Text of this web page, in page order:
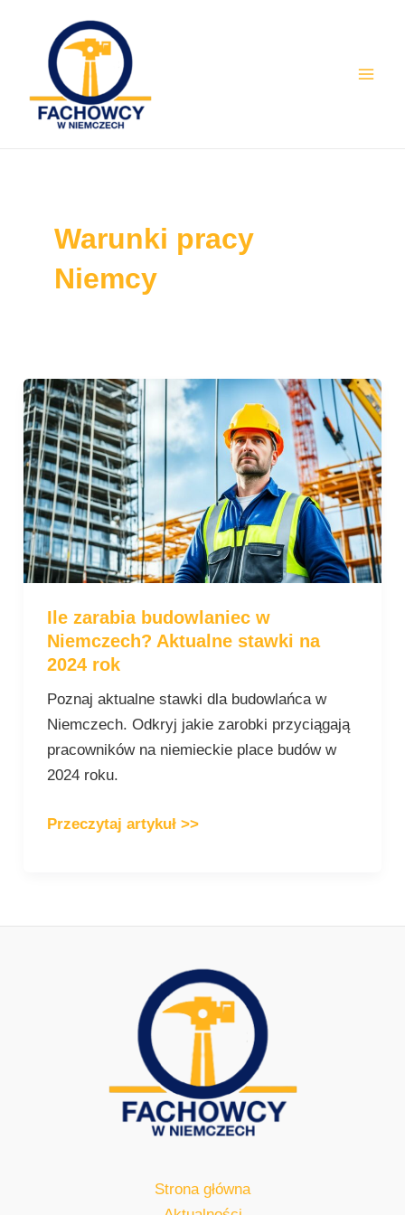
content
Warunki pracy
Niemcy
Ile zarabia budowlaniec w
Niemczech? Aktualne stawki na
2024 rok
Poznaj aktualne stawki dla budowlańca w
Niemczech. Odkryj jakie zarobki przyciągają
pracowników na niemieckie place budów w
2024 roku.
Ile
zarabia
budowlaniec
w
Niemczech?
Aktualne
stawki
na
rok
Przeczytaj artykuł >>
Strona główna